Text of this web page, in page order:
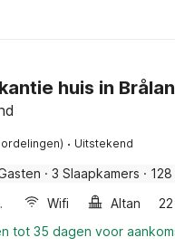
huis in
· Uitstekend
· 3 Slaapkamers ·
Wifi Altan
tot 35 dagen voor